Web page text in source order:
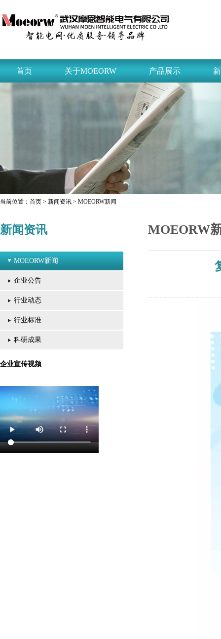
首页 关于MOEORW 产品展示
当前位置： 首页 > 新闻资讯 > MOEORW新闻
新闻资讯
MOEORW新闻
企业公告
行业动态
行业标准
科研成果
企业宣传视频
MOEORW